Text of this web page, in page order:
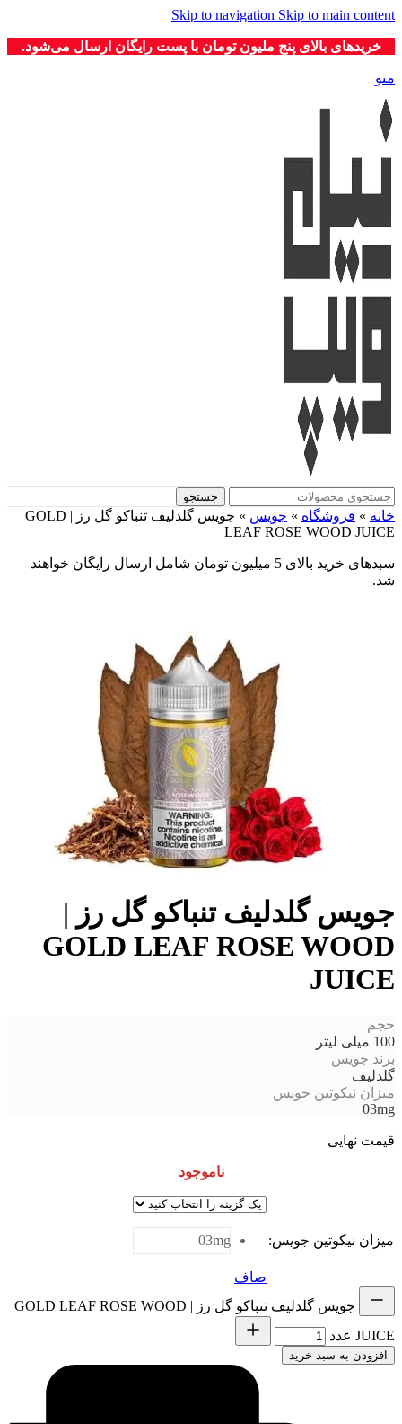
Skip to navigation Skip to main content
خریدهای بالای پنج ملیون تومان با پست رایگان ارسال می‌شود.
منو
جستجو
خانه » فروشگاه » جویس‌ »
جویس گلدلیف تنباکو گل رز | GOLD
LEAF ROSE WOOD JUICE
سبدهای خرید بالای 5 میلیون تومان شامل ارسال رایگان خواهند
شد.
جویس گلدلیف تنباکو گل رز |
GOLD LEAF ROSE WOOD
JUICE
حجم
100 میلی لیتر
برند جویس
گلدلیف
میزان نیکوتین جویس
03mg
قیمت نهایی
ناموجود
میزان نیکوتین جویس:
03mg
صاف
جویس گلدلیف تنباکو گل رز | GOLD LEAF ROSE WOOD
JUICE عدد
افزودن به سبد خرید